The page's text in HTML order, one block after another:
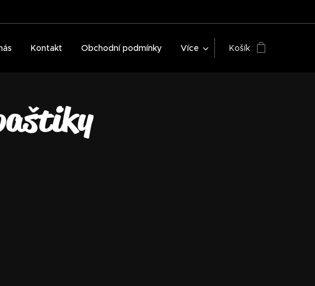
Kontakt Obchodní podmínky Více Košík